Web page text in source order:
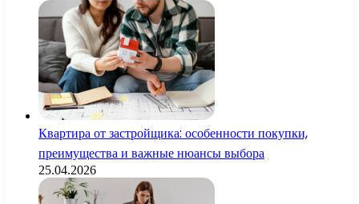
Квартира от застройщика: особенности покупки,
преимущества и важные нюансы выбора
25.04.2026